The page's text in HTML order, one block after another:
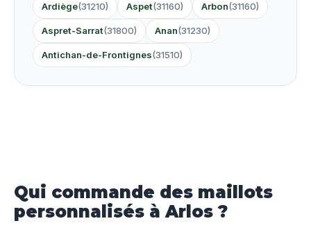
Ardiège(31210) Aspet(31160) Arbon(31160)
Aspret-Sarrat(31800) Anan(31230)
Antichan-de-Frontignes(31510)
Qui commande des maillots
personnalisés à Arlos ?